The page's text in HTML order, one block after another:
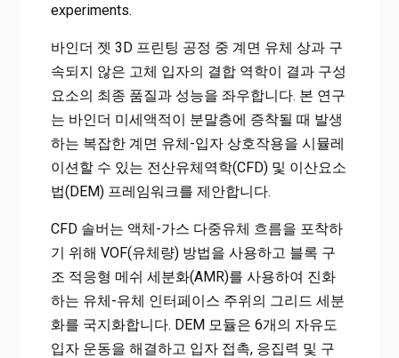
experiments.
바인더 젯 3D 프린팅 공정 중 계면 유체 상과 구
속되지 않은 고체 입자의 결합 역학이 결과 구성
요소의 최종 품질과 성능을 좌우합니다. 본 연구
는 바인더 미세액적이 분말층에 증착될 때 발생
하는 복잡한 계면 유체-입자 상호작용을 시뮬레
이션할 수 있는 전산유체역학(CFD) 및 이산요소
법(DEM) 프레임워크를 제안합니다.
CFD 솔버는 액체-가스 다중유체 흐름을 포착하
기 위해 VOF(유체량) 방법을 사용하고 블록 구
조 적응형 메쉬 세분화(AMR)를 사용하여 진화
하는 유체-유체 인터페이스 주위의 그리드 세분
화를 국지화합니다. DEM 모듈은 6개의 자유도
입자 운동을 해결하고 입자 접촉, 응집력 및 구